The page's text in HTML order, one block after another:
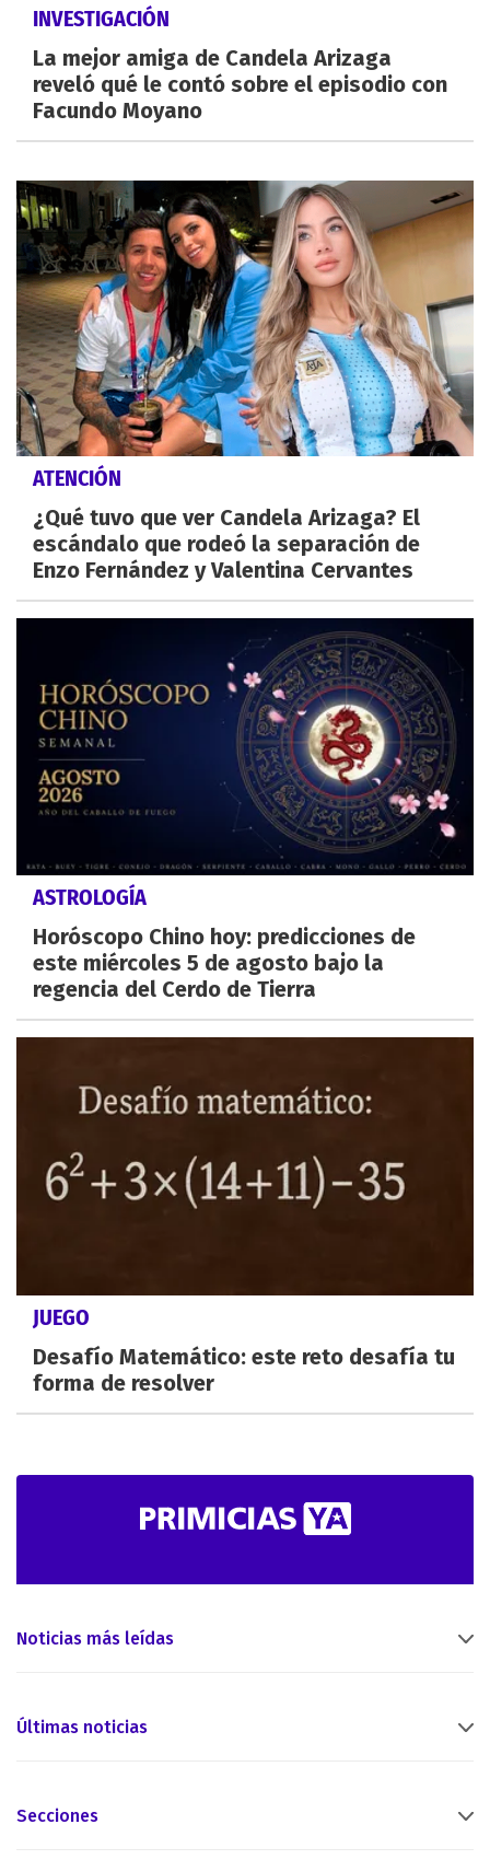
INVESTIGACIÓN
La mejor amiga de Candela Arizaga
reveló qué le contó sobre el episodio con
Facundo Moyano
ATENCIÓN
¿Qué tuvo que ver Candela Arizaga? El
escándalo que rodeó la separación de
Enzo Fernández y Valentina Cervantes
ASTROLOGÍA
Horóscopo Chino hoy: predicciones de
este miércoles 5 de agosto bajo la
regencia del Cerdo de Tierra
JUEGO
Desafío Matemático: este reto desafía tu
forma de resolver
Noticias más leídas
Últimas noticias
Secciones